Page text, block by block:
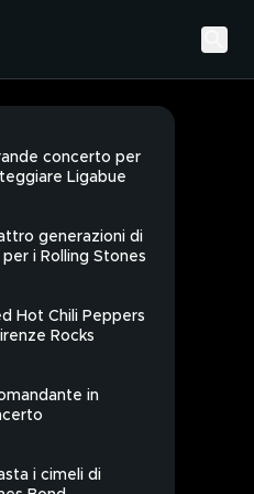
concerto per
Ligabue
generazioni di
per i Rolling Stones
Hot Chili Peppers
Rocks
in
i cimeli di